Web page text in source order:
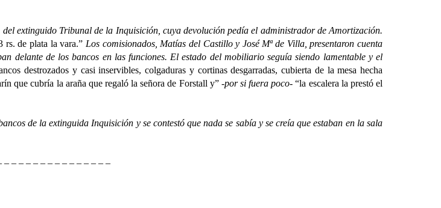
extinguido Tribunal de la Inquisición, cuya devolución pedía el administrador de Amortización.
rs. de plata la vara.” Los comisionados, Matías del Castillo y José Mª de Villa, presentaron cuenta
delante de los bancos en las funciones. El estado del mobiliario seguía siendo lamentable y el
destrozados y casi inservibles, colgaduras y cortinas desgarradas, cubierta de la mesa hecha
que cubría la araña que regaló la señora de Forstall y”-por si fuera poco-“la escalera la prestó el
de la extinguida Inquisición y se contestó que nada se sabía y se creía que estaban en la sala
– – – – – – – – – – – – – – –